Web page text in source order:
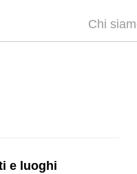
Chi
e luoghi